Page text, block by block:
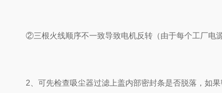
②三根火线顺序不一致导致电机反转（由于每个工厂电源
2、可先检查吸尘器过滤上盖内部密封条是否脱落，如果